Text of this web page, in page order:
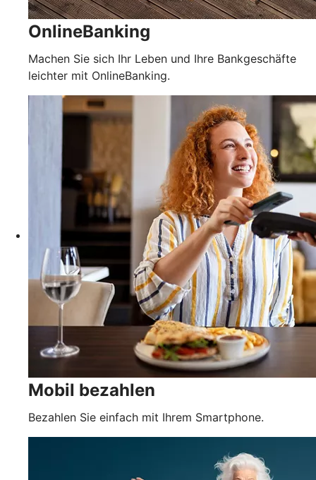
OnlineBanking
Machen Sie sich Ihr Leben und Ihre Bankgeschäfte
leichter mit OnlineBanking.
Mobil bezahlen
Bezahlen Sie einfach mit Ihrem Smartphone.